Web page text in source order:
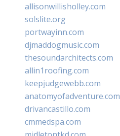
allisonwillisholley.com
solslite.org
portwayinn.com
djmaddogmusic.com
thesoundarchitects.com
allin1roofing.com
keepjudgewebb.com
anatomyofadventure.com
drivancastillo.com
cmmedspa.com